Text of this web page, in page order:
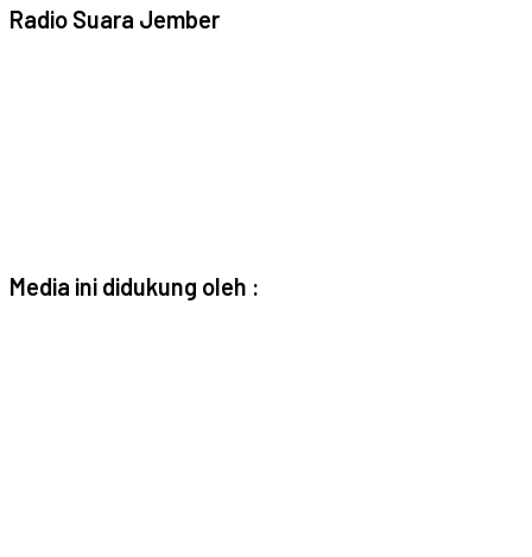
Radio Suara Jember
Media ini didukung oleh :